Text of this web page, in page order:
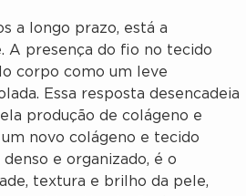
a longo prazo, está a
A presença do fio no tecido
corpo como um leve
Essa resposta desencadeia
produção de colágeno e
novo colágeno e tecido
e organizado, é o
textura e brilho da pele,